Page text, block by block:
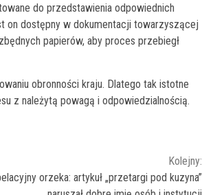
do przedstawienia odpowiednich
on dostępny w dokumentacji towarzyszącej
papierów, aby proces przebiegł
obronności kraju. Dlatego tak istotne
z należytą powagą i odpowiedzialnością.
Kolejny:
orzeka: artykuł „przetargi pod kuzyna”